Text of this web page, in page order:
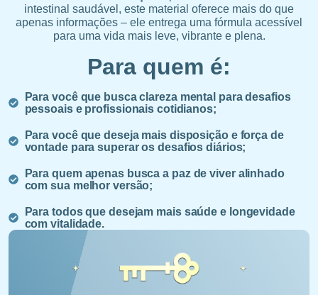
intestinal saudável, este material oferece mais do que
apenas informações – ele entrega uma fórmula acessível
para uma vida mais leve, vibrante e plena.
Para quem é:
Para você que busca clareza mental para desafios
pessoais e profissionais cotidianos;
Para você que deseja mais disposição e força de
vontade para superar os desafios diários;
Para quem apenas busca a paz de viver alinhado
com sua melhor versão;
Para todos que desejam mais saúde e longevidade
com vitalidade.